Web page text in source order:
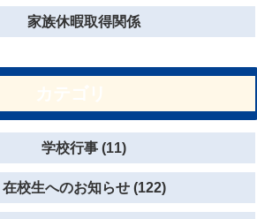
家族休暇取得関係
学校行事 (11)
在校生へのお知らせ (122)